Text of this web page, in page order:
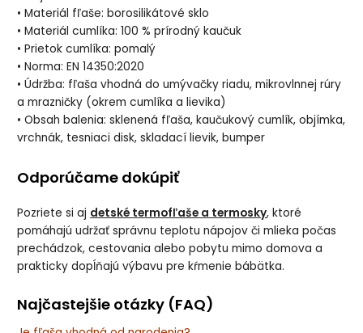
• Materiál fľaše: borosilikátové sklo
• Materiál cumlíka: 100 % prírodný kaučuk
• Prietok cumlíka: pomalý
• Norma: EN 14350:2020
• Údržba: fľaša vhodná do umývačky riadu, mikrovlnnej rúry
a mrazničky (okrem cumlíka a lievika)
• Obsah balenia: sklenená fľaša, kaučukový cumlík, objímka,
vrchnák, tesniaci disk, skladací lievik, bumper
Odporúčame dokúpiť
Pozriete si aj detské termofľaše a termosky, ktoré
pomáhajú udržať správnu teplotu nápojov či mlieka počas
prechádzok, cestovania alebo pobytu mimo domova a
prakticky dopĺňajú výbavu pre kŕmenie bábätka.
Najčastejšie otázky (FAQ)